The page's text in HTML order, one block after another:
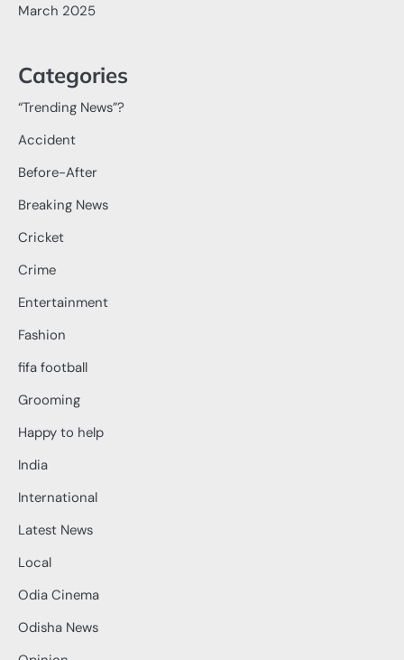
March 2025
Categories
“Trending News”?
Accident
Before-After
Breaking News
Cricket
Crime
Entertainment
Fashion
fifa football
Grooming
Happy to help
India
International
Latest News
Local
Odia Cinema
Odisha News